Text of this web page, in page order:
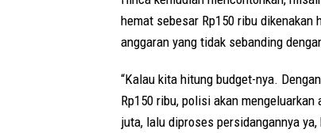
hemat sebesar Rp150 ribu dikenakan
anggaran yang tidak sebanding
“Kalau kita hitung budget-nya.
Rp150 ribu, polisi akan
juta, lalu diproses persidangannya